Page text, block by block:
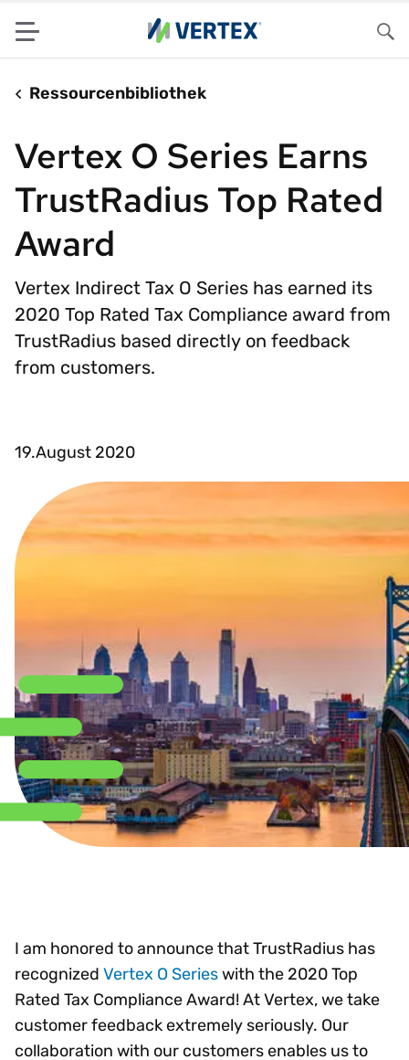
Menu
Ressourcenbibliothek
Vertex O Series Earns
TrustRadius Top Rated
Award
Vertex Indirect Tax O Series has earned its
2020 Top Rated Tax Compliance award from
TrustRadius based directly on feedback
from customers.
19.August 2020
I am honored to announce that TrustRadius has
recognized Vertex O Serieswith the 2020 Top
Rated Tax Compliance Award! At Vertex, we take
customer feedback extremely seriously. Our
collaboration with our customers enables us to